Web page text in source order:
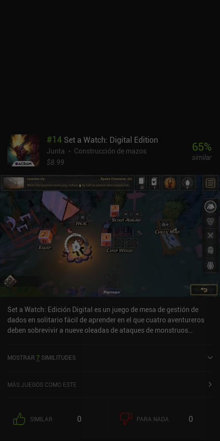
#14 Set a Watch: Digital Edition
Junta
Construcción de mazos
$8.99
65%
similar
Set a Watch: Edición Digital es un juego de mesa de gestión de
dados en solitario fácil de aprender en el que cuatro aventureros
deben sobrevivir a nueve oleadas de ataques de monstruos
aventuras. Aunque el daño enemigo, los efectos de las criaturas y
podrá descansar en el campamento en cada ronda. Allí, puede usar
intercambiar habilidades. Si todas nuestras habilidades se
agotan, perdemos la partida. Una partida con éxito dura
MOSTRAR 7 SIMILITUDES
MÁS JUEGOS COMO ESTE
SIMILAR 0 PARA NADA 0